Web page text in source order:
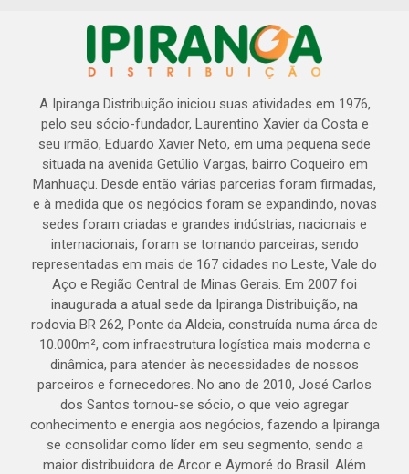
A Ipiranga Distribuição iniciou suas atividades em 1976,
pelo seu sócio-fundador, Laurentino Xavier da Costa e
seu irmão, Eduardo Xavier Neto, em uma pequena sede
situada na avenida Getúlio Vargas, bairro Coqueiro em
Manhuaçu. Desde então várias parcerias foram firmadas,
e à medida que os negócios foram se expandindo, novas
sedes foram criadas e grandes indústrias, nacionais e
internacionais, foram se tornando parceiras, sendo
representadas em mais de 167 cidades no Leste, Vale do
Aço e Região Central de Minas Gerais. Em 2007 foi
inaugurada a atual sede da Ipiranga Distribuição, na
rodovia BR 262, Ponte da Aldeia, construída numa área de
10.000m², com infraestrutura logística mais moderna e
dinâmica, para atender às necessidades de nossos
parceiros e fornecedores. No ano de 2010, José Carlos
dos Santos tornou-se sócio, o que veio agregar
conhecimento e energia aos negócios, fazendo a Ipiranga
se consolidar como líder em seu segmento, sendo a
maior distribuidora de Arcor e Aymoré do Brasil. Além